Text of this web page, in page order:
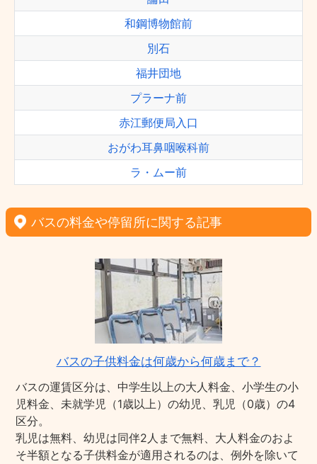
和鋼博物館前
別石
福井団地
プラーナ前
赤江郵便局入口
おがわ耳鼻咽喉科前
ラ・ムー前
バスの料金や停留所に関する記事
バスの子供料金は何歳から何歳まで？
バスの運賃区分は、中学生以上の大人料金、小学生の小
児料金、未就学児（1歳以上）の幼児、乳児（0歳）の4
区分。
乳児は無料、幼児は同伴2人まで無料、大人料金のおよ
そ半額となる子供料金が適用されるのは、例外を除いて